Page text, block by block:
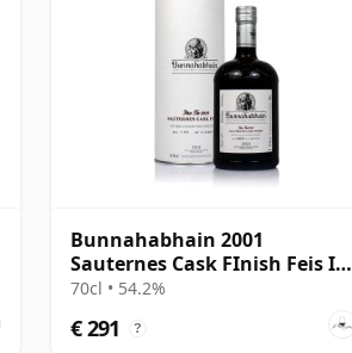
Bunnahabhain 2001
Sauternes Cask FInish Feis Ile
2019
70cl • 54.2%
€ 291 ?